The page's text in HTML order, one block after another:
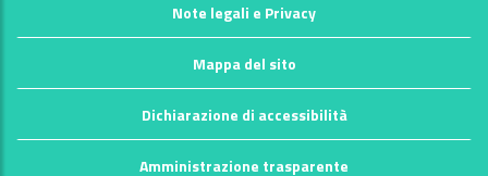
Note legali e Privacy
Mappa del sito
Dichiarazione di accessibilità
Amministrazione trasparente